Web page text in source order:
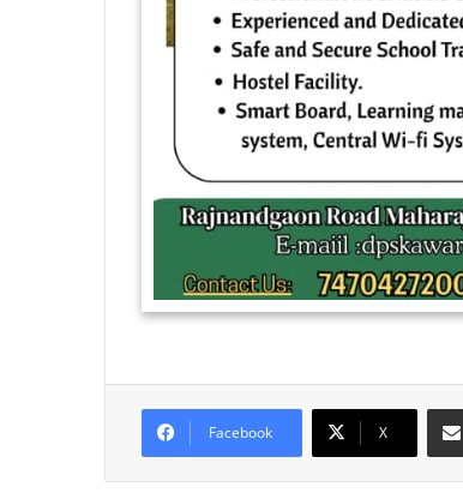
Facebook X